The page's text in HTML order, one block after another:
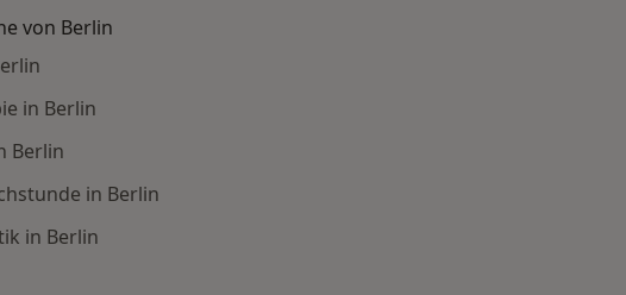
von Berlin
in Berlin
Berlin
in Berlin
in Berlin